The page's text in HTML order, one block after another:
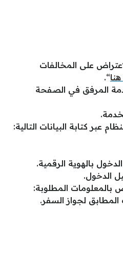
على المخالفات
“.
المرفق في الصفحة
عبر كتابة البيانات التالية:
بالهوية الرقمية.
الدخول.
بالمعلومات المطلوبة:
لجواز السفر.